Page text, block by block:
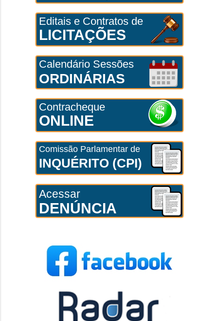
Editais e Contratos de
LICITAÇÕES
Calendário Sessões
ORDINÁRIAS
Contracheque
ONLINE
Comissão Parlamentar de
INQUÉRITO (CPI)
Acessar
DENÚNCIA